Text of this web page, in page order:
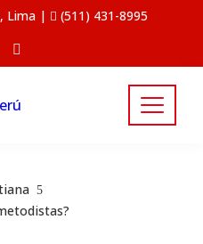
Lima | (511) 431-8995